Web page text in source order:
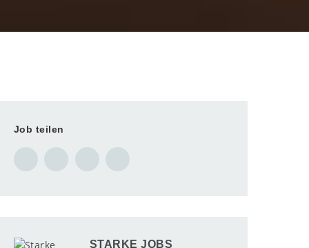
Job teilen
STARKE JOBS